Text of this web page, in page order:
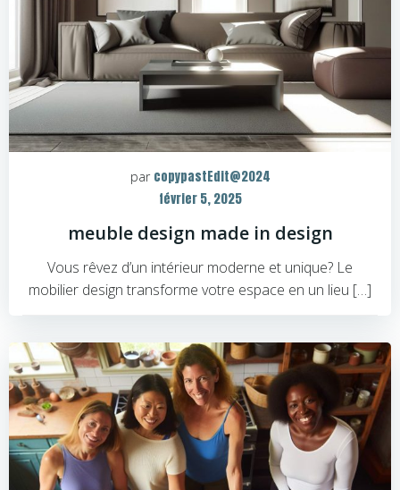
par copypastEdit@2024
février 5, 2025
meuble design made in design
Vous rêvez d’un intérieur moderne et unique? Le
mobilier design transforme votre espace en un lieu […]